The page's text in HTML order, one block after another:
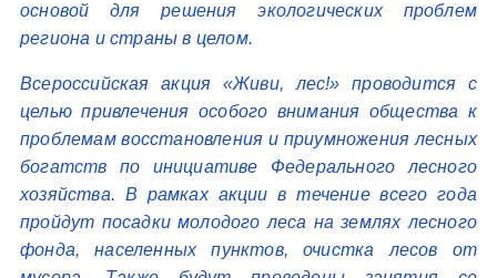
основой для решения экологических проблем
региона и страны в целом.
Всероссийская акция «Живи, лес!» проводится с
целью привлечения особого внимания общества к
проблемам восстановления и приумножения лесных
богатств по инициативе Федерального лесного
хозяйства. В рамках акции в течение всего года
пройдут посадки молодого леса на землях лесного
фонда, населенных пунктов, очистка лесов от